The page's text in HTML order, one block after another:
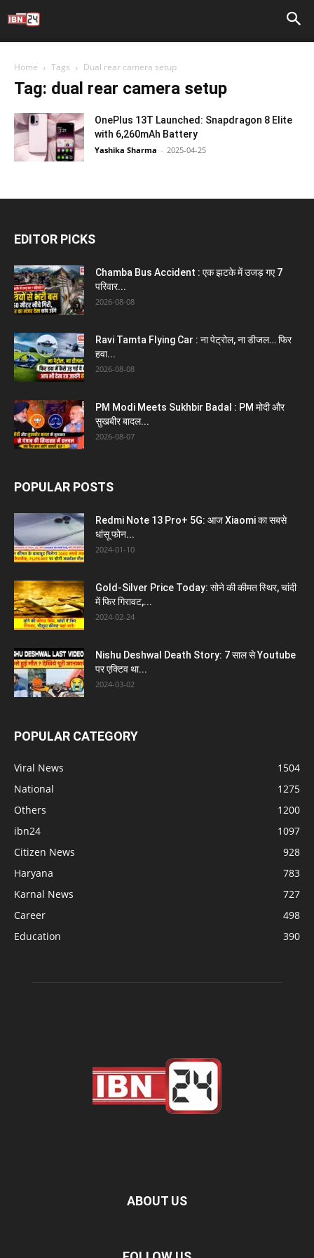
Home Tags Dual rear camera setup
Tag: dual rear camera setup
OnePlus 13T Launched: Snapdragon 8 Elite
with 6,260mAh Battery
Yashika Sharma - 2025-04-25
EDITOR PICKS
Chamba Bus Accident : एक झटके में उजड़ गए 7
परिवार...
2026-08-08
Ravi Tamta Flying Car : ना पेट्रोल, ना डीजल… फिर
हवा...
2026-08-08
PM Modi Meets Sukhbir Badal : PM मोदी और
सुखबीर बादल...
2026-08-07
POPULAR POSTS
Redmi Note 13 Pro+ 5G: आज Xiaomi का सबसे
धांसू फोन...
2024-01-10
Gold-Silver Price Today: सोने की कीमत स्थिर, चांदी
में फिर गिरावट,...
2024-02-24
Nishu Deshwal Death Story: 7 साल से Youtube
पर एक्टिव था...
2024-03-02
POPULAR CATEGORY
Viral News
1504
National
1275
Others
1200
ibn24
1097
Citizen News
928
Haryana
783
Karnal News
727
Career
498
Education
390
ABOUT US